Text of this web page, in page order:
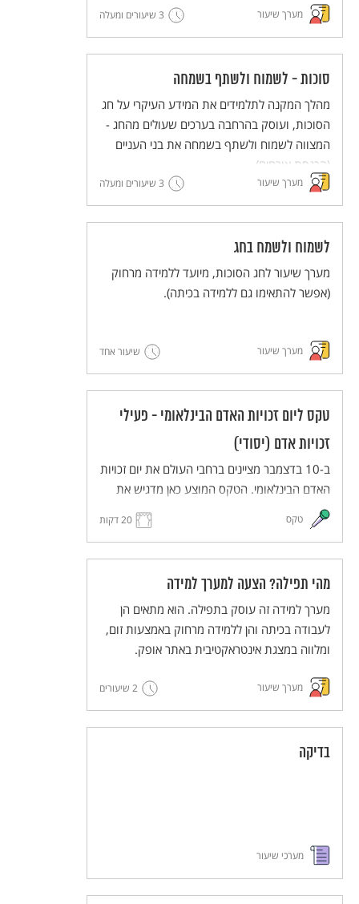
מחלוקת, ולנסות ליישם את הדרך המוצעת
בתלמוד (דרך בית הלל) בדיונים שהם מנהלים.
מערך שיעור 3 שיעורים ומעלה
סוכות - לשמוח ולשתף בשמחה
מהלך המקנה לתלמידים את המידע העיקרי על חג
הסוכות, ועוסק בהרחבה בערכים שעולים מהחג -
המצווה לשמוח ולשתף בשמחה את בני העניים
(הכנסת אורחים).
מערך שיעור 3 שיעורים ומעלה
לשמוח ולשמח בחג
מערך שיעור לחג הסוכות, מיועד ללמידה מרחוק
(אפשר להתאימו גם ללמידה בכיתה).
מערך שיעור שיעור אחד
טקס ליום זכויות האדם הבינלאומי - פעילי
זכויות אדם (יסודי)
ב-10 בדצמבר מציינים ברחבי העולם את יום זכויות
האדם הבינלאומי. הטקס המוצע כאן מדגיש את
העשייה של פעילים למען זכויות אדם. הטקס
יתקיים בפורמט כיתתי בכיתות בית הספר השונות
הטקס מותאם ללמידה מרחוק, וניתן להתאימו גם
ללמידה בכיתה.
טקס 20 דקות
מהי תפילה? הצעה למערך למידה
מערך למידה זה עוסק בתפילה. הוא מתאים הן
לעבודה בכיתה והן ללמידה מרחוק באמצעות זום,
ומלווה במצגת אינטראקטיבית באתר אופק.
מערך שיעור 2 שיעורים
בדיקה
מערכי שיעור